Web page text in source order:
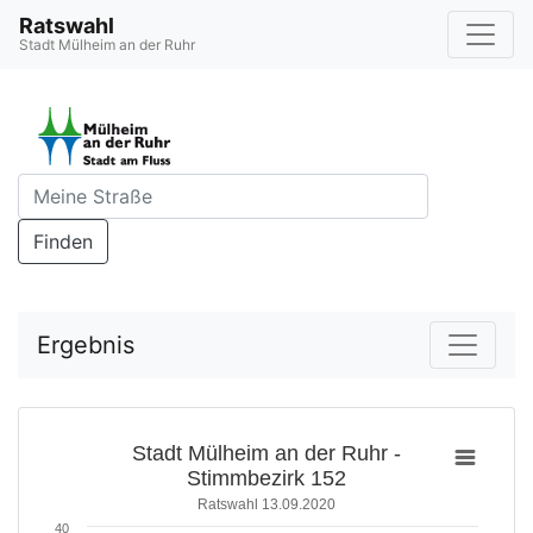
Ratswahl
Stadt Mülheim an der Ruhr
Finden
Ergebnis
Stadt Mülheim an der Ruhr -
Stimmbezirk 152
Ratswahl 13.09.2020
40